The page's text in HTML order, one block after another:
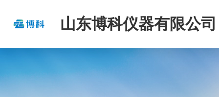
山东博科仪器有限公司